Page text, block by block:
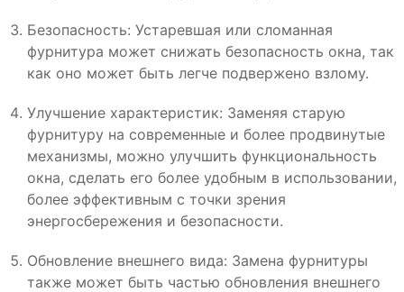
Безопасность: Устаревшая или сломанная
фурнитура может снижать безопасность окна, так
как оно может быть легче подвержено взлому.
Улучшение характеристик: Заменяя старую
фурнитуру на современные и более продвинутые
механизмы, можно улучшить функциональность
окна, сделать его более удобным в использовании,
более эффективным с точки зрения
энергосбережения и безопасности.
Обновление внешнего вида: Замена фурнитуры
также может быть частью обновления внешнего